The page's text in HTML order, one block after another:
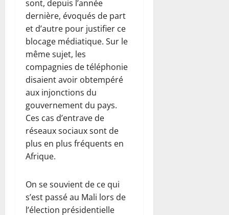
sont, depuis l’année
dernière, évoqués de part
et d’autre pour justifier ce
blocage médiatique. Sur le
même sujet, les
compagnies de téléphonie
disaient avoir obtempéré
aux injonctions du
gouvernement du pays.
Ces cas d’entrave de
réseaux sociaux sont de
plus en plus fréquents en
Afrique.
On se souvient de ce qui
s’est passé au Mali lors de
l’élection présidentielle